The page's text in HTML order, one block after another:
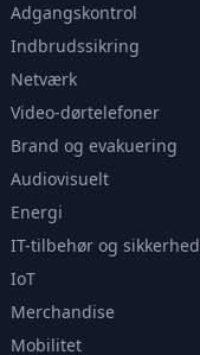
Adgangskontrol
Indbrudssikring
Netværk
Video-dørtelefoner
Brand og evakuering
Audiovisuelt
Energi
IT-tilbehør og sikkerhed
IoT
Merchandise
Mobilitet